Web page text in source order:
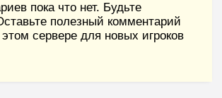
пока что нет. Будьте
полезный комментарий
сервере для новых игроков